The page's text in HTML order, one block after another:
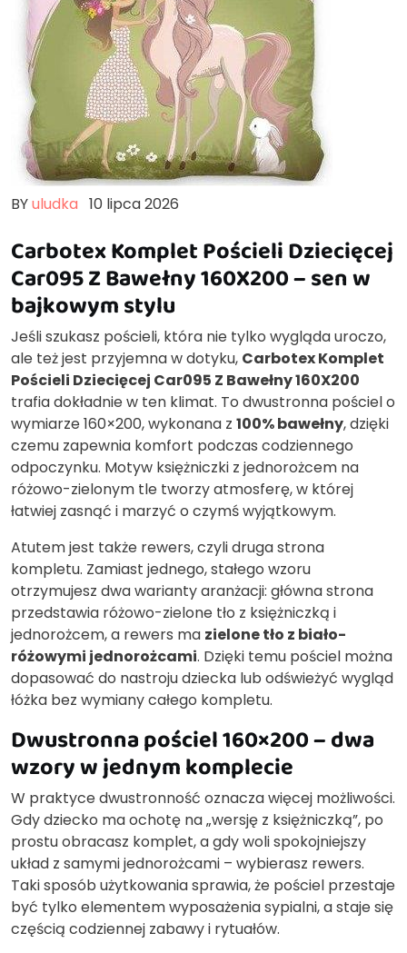
BYuludka 10 lipca 2026
Carbotex Komplet Pościeli Dziecięcej
Car095 Z Bawełny 160X200 – sen w
bajkowym stylu
Jeśli szukasz pościeli, która nie tylko wygląda uroczo,
ale też jest przyjemna w dotyku, Carbotex Komplet
Pościeli Dziecięcej Car095 Z Bawełny 160X200
trafia dokładnie w ten klimat. To dwustronna pościel o
wymiarze 160×200, wykonana z 100% bawełny, dzięki
czemu zapewnia komfort podczas codziennego
odpoczynku. Motyw księżniczki z jednorożcem na
różowo-zielonym tle tworzy atmosferę, w której
łatwiej zasnąć i marzyć o czymś wyjątkowym.
Atutem jest także rewers, czyli druga strona
kompletu. Zamiast jednego, stałego wzoru
otrzymujesz dwa warianty aranżacji: główna strona
przedstawia różowo-zielone tło z księżniczką i
jednorożcem, a rewers ma zielone tło z biało-
różowymi jednorożcami. Dzięki temu pościel można
dopasować do nastroju dziecka lub odświeżyć wygląd
łóżka bez wymiany całego kompletu.
Dwustronna pościel 160×200 – dwa
wzory w jednym komplecie
W praktyce dwustronność oznacza więcej możliwości.
Gdy dziecko ma ochotę na „wersję z księżniczką”, po
prostu obracasz komplet, a gdy woli spokojniejszy
układ z samymi jednorożcami – wybierasz rewers.
Taki sposób użytkowania sprawia, że pościel przestaje
być tylko elementem wyposażenia sypialni, a staje się
częścią codziennej zabawy i rytuałów.